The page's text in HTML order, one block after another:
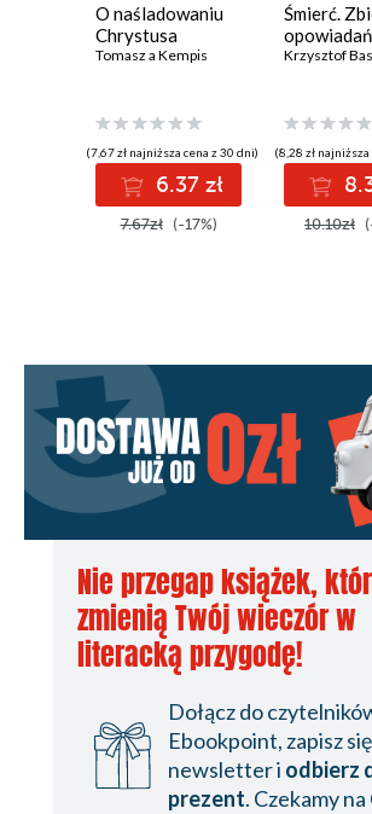
O naśladowaniu
Chrystusa
Tomasz a Kempis
(7,67 zł najniższa cena z 30 dni)
6.37 zł
7.67zł (-17%)
Śmierć.
opowiadań
Krzysztof
(8,28 zł
10.10zł
Nie przegap książek,
zmienią Twój wieczór w
literacką przygodę!
Dołącz do
Ebookpoint, zapisz
newsletter i odbierz
prezent. Czekamy